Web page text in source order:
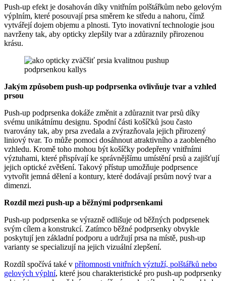
Push-up efekt je dosahován díky vnitřním polštářkům nebo gelovým
výplním, které posouvají prsa směrem ke středu a nahoru, čímž
vytvářejí dojem objemu a plnosti. Tyto inovativní technologie jsou
navrženy tak, aby opticky zlepšily tvar a zdůraznily přirozenou
krásu.
Jakým způsobem push-up podprsenka ovlivňuje tvar a vzhled
prsou
Push-up podprsenka dokáže změnit a zdůraznit tvar prsů díky
svému unikátnímu designu. Spodní části košíčků jsou často
tvarovány tak, aby prsa zvedala a zvýrazňovala jejich přirozený
liniový tvar. To může pomoci dosáhnout atraktivního a zaobleného
vzhledu. Kromě toho mohou být košíčky podepřeny vnitřními
výztuhami, které přispívají ke správnějšímu umístění prsů a zajišťují
jejich optické zvětšení. Takový přístup umožňuje podprsence
vytvořit jemná dělení a kontury, které dodávají prsům nový tvar a
dimenzi.
Rozdíl mezi push-up a běžnými podprsenkami
Push-up podprsenka se výrazně odlišuje od běžných podprsenek
svým cílem a konstrukcí. Zatímco běžné podprsenky obvykle
poskytují jen základní podporu a udržují prsa na místě, push-up
varianty se specializují na jejich vizuální zlepšení.
Rozdíl spočívá také v přítomnosti vnitřních výztuží, polštářků nebo
gelových výplní, které jsou charakteristické pro push-up podprsenky